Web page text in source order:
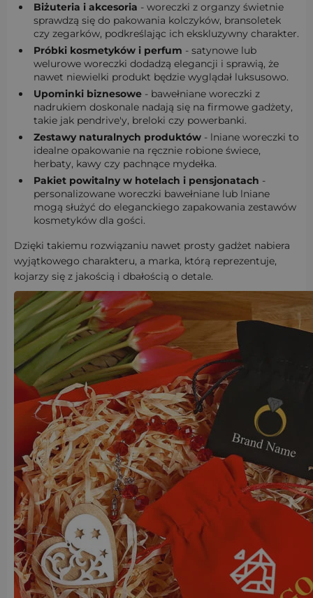
Biżuteria i akcesoria - woreczki z organzy świetnie
sprawdzą się do pakowania kolczyków, bransoletek
czy zegarków, podkreślając ich ekskluzywny charakter.
Próbki kosmetyków i perfum - satynowe lub
welurowe woreczki dodadzą elegancji i sprawią, że
nawet niewielki produkt będzie wyglądał luksusowo.
Upominki biznesowe- bawełniane woreczki z
nadrukiem doskonale nadają się na firmowe gadżety,
takie jak pendrive'y, breloki czy powerbanki.
Zestawy naturalnych produktów- lniane woreczki to
idealne opakowanie na ręcznie robione świece,
herbaty, kawy czy pachnące mydełka.
Pakiet powitalny w hotelach i pensjonatach -
personalizowane woreczki bawełniane lub lniane
mogą służyć do eleganckiego zapakowania zestawów
kosmetyków dla gości.
Dzięki takiemu rozwiązaniu nawet prosty gadżet nabiera
wyjątkowego charakteru, a marka, którą reprezentuje,
kojarzy się z jakością i dbałością o detale.